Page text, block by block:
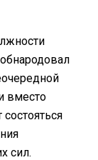
вместо
сил.